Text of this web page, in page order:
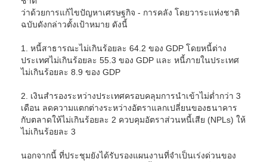
ว่าด้วยการแก้ไขปัญหาเศรษฐกิจ - การคลัง โดยวาระแห่งชาติ
ฉบับดังกล่าวตั้งเป้าหมาย ดังนี้
1. หนี้สาธารณะไม่เกินร้อยละ 64.2 ของ GDP โดยหนี้ต่าง
ประเทศไม่เกินร้อยละ 55.3 ของ GDP และ หนี้ภายในประเทศ
ไม่เกินร้อยละ 8.9 ของ GDP
2. เงินสำรองระหว่างประเทศครอบคลุมการนำเข้าไม่ต่ำกว่า 3
เดือน ลดความแตกต่างระหว่างอัตราแลกเปลี่ยนของธนาคาร
กับตลาดให้ไม่เกินร้อยละ 2 ควบคุมอัตราส่วนหนี้เสีย (NPLs) ให้
ไม่เกินร้อยละ 3
นอกจากนี้ ที่ประชุมยังได้รับรองแผนงานที่จำเป็นเร่งด่วนของ